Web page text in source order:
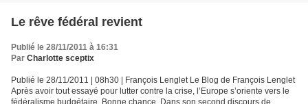
Le rêve fédéral revient
Publié le 28/11/2011 à 16:31
Par Charlotte sceptix
Publié le 28/11/2011 | 08h30 | François Lenglet Le Blog de François Lenglet
Après avoir tout essayé pour lutter contre la crise, l’Europe s’oriente vers le
fédéralisme budgétaire. Bonne chance. Dans son second discours de